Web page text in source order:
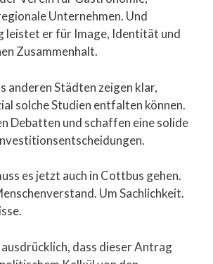
Unternehmen. Und
leistet er für Image, Identität und
Zusammenhalt.
anderen Städten zeigen klar,
solche Studien entfalten können.
Debatten und schaffen eine solide
es jetzt auch in Cottbus gehen.
Um Sachlichkeit.
dass dieser Antrag